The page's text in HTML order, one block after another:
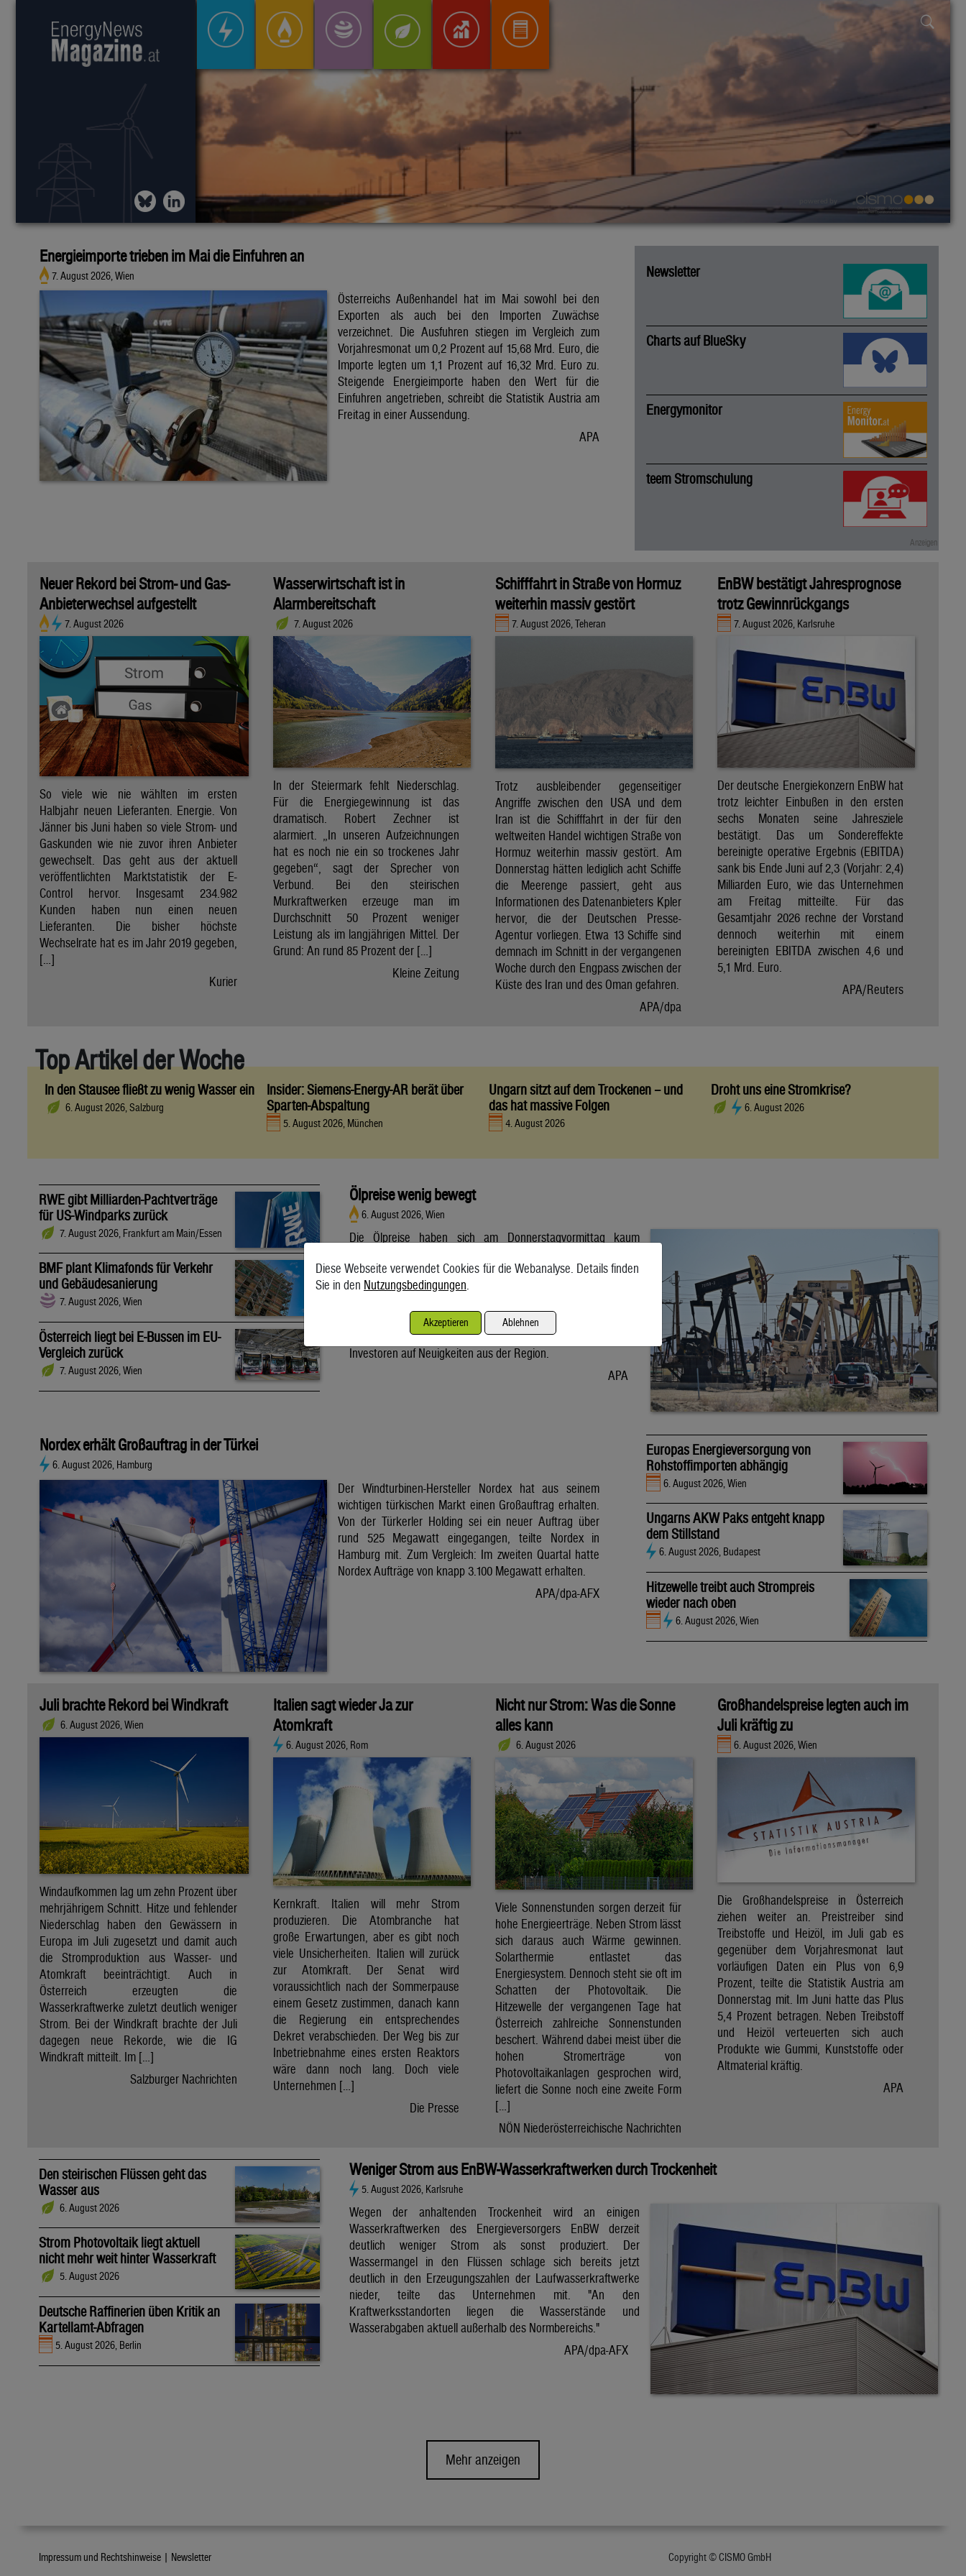
Energieimporte trieben im Mai die Einfuhren an
7. August 2026, Wien
Österreichs Außenhandel hat im Mai sowohl bei den
Exporten als auch bei den Importen Zuwächse
verzeichnet. Die Ausfuhren stiegen im Vergleich zum
Vorjahresmonat um 0,2 Prozent auf 15,68 Mrd. Euro, die
Importe legten um 1,1 Prozent auf 16,32 Mrd. Euro zu.
Steigende Energieimporte haben den Wert für die
Einfuhren angetrieben, schreibt die Statistik Austria am
Freitag in einer Aussendung.
APA
Newsletter
Charts auf BlueSky
Energymonitor
teem Stromschulung
Neuer Rekord bei Strom- und Gas-
Anbieterwechsel aufgestellt
7. August 2026
So viele wie nie wählten im ersten
Halbjahr neuen Lieferanten. Energie. Von
Jänner bis Juni haben so viele Strom- und
Gaskunden wie nie zuvor ihren Anbieter
gewechselt. Das geht aus der aktuell
veröffentlichten Marktstatistik der E-
Control hervor. Insgesamt 234.982
Kunden haben nun einen neuen
Lieferanten. Die bisher höchste
Wechselrate hat es im Jahr 2019 gegeben,
[…]
Kurier
Wasserwirtschaft ist in
Alarmbereitschaft
7. August 2026
In der Steiermark fehlt Niederschlag.
Für die Energiegewinnung ist das
dramatisch. Robert Zechner ist
alarmiert. „In unseren Aufzeichnungen
hat es noch nie ein so trockenes Jahr
gegeben“, sagt der Sprecher von
Verbund. Bei den steirischen
Murkraftwerken erzeuge man im
Durchschnitt 50 Prozent weniger
Leistung als im langjährigen Mittel. Der
Grund: An rund 85 Prozent der […]
Kleine Zeitung
Schifffahrt in Straße von Hormuz
weiterhin massiv gestört
7. August 2026, Teheran
Trotz ausbleibender gegenseitiger
Angriffe zwischen den USA und dem
Iran ist die Schifffahrt in der für den
weltweiten Handel wichtigen Straße von
Hormuz weiterhin massiv gestört. Am
Donnerstag hätten lediglich acht Schiffe
die Meerenge passiert, geht aus
Informationen des Datenanbieters Kpler
hervor, die der Deutschen Presse-
Agentur vorliegen. Etwa 13 Schiffe sind
demnach im Schnitt in der vergangenen
Woche durch den Engpass zwischen der
Küste des Iran und des Oman gefahren.
APA/dpa
EnBW bestätigt Jahresprognose
trotz Gewinnrückgangs
7. August 2026, Karlsruhe
Der deutsche Energiekonzern EnBW hat
trotz leichter Einbußen in den ersten
sechs Monaten seine Jahresziele
bestätigt. Das um Sondereffekte
bereinigte operative Ergebnis (EBITDA)
sank bis Ende Juni auf 2,3 (Vorjahr: 2,4)
Milliarden Euro, wie das Unternehmen
am Freitag mitteilte. Für das
Gesamtjahr 2026 rechne der Vorstand
dennoch weiterhin mit einem
bereinigten EBITDA zwischen 4,6 und
5,1 Mrd. Euro.
APA/Reuters
Top Artikel der Woche
In den Stausee fließt zu wenig Wasser ein
6. August 2026, Salzburg
Insider: Siemens-Energy-AR berät über
Sparten-Abspaltung
5. August 2026, München
Ungarn sitzt auf dem Trockenen – und
das hat massive Folgen
4. August 2026
Droht uns eine Stromkrise?
6. August 2026
RWE gibt Milliarden-Pachtverträge
für US-Windparks zurück
7. August 2026, Frankfurt am Main/Essen
BMF plant Klimafonds für Verkehr
und Gebäudesanierung
7. August 2026, Wien
Österreich liegt bei E-Bussen im EU-
Vergleich zurück
7. August 2026, Wien
Ölpreise wenig bewegt
6. August 2026, Wien
Die Ölpreise haben sich am Donnerstagvormittag kaum
Brent aus der Nordsee mit Lieferung Oktober kostete am
Vormittag 79,75 US-Dollar und damit 0,4 Prozent mehr als am
80 Dollar. Unter diese ist er am Dienstag wegen der Hoffnung
auf eine Lösung im Iran-Krieg gesunken. Seitdem warten
Investoren auf Neuigkeiten aus der Region.
APA
Nordex erhält Großauftrag in der Türkei
6. August 2026, Hamburg
Der Windturbinen-Hersteller Nordex hat aus seinem
wichtigen türkischen Markt einen Großauftrag erhalten.
Von der Türkerler Holding sei ein neuer Auftrag über
rund 525 Megawatt eingegangen, teilte Nordex in
Hamburg mit. Zum Vergleich: Im zweiten Quartal hatte
Nordex Aufträge von knapp 3.100 Megawatt erhalten.
APA/dpa-AFX
Europas Energieversorgung von
Rohstoffimporten abhängig
6. August 2026, Wien
Ungarns AKW Paks entgeht knapp
dem Stillstand
6. August 2026, Budapest
Hitzewelle treibt auch Strompreis
wieder nach oben
6. August 2026, Wien
Juli brachte Rekord bei Windkraft
6. August 2026, Wien
Windaufkommen lag um zehn Prozent über
mehrjährigem Schnitt. Hitze und fehlender
Niederschlag haben den Gewässern in
Europa im Juli zugesetzt und damit auch
die Stromproduktion aus Wasser- und
Atomkraft beeinträchtigt. Auch in
Österreich erzeugten die
Wasserkraftwerke zuletzt deutlich weniger
Strom. Bei der Windkraft brachte der Juli
dagegen neue Rekorde, wie die IG
Windkraft mitteilt. Im […]
Salzburger Nachrichten
Italien sagt wieder Ja zur
Atomkraft
6. August 2026, Rom
Kernkraft. Italien will mehr Strom
produzieren. Die Atombranche hat
große Erwartungen, aber es gibt noch
viele Unsicherheiten. Italien will zurück
zur Atomkraft. Der Senat wird
voraussichtlich nach der Sommerpause
einem Gesetz zustimmen, danach kann
die Regierung ein entsprechendes
Dekret verabschieden. Der Weg bis zur
Inbetriebnahme eines ersten Reaktors
wäre dann noch lang. Doch viele
Unternehmen […]
Die Presse
Nicht nur Strom: Was die Sonne
alles kann
6. August 2026
Viele Sonnenstunden sorgen derzeit für
hohe Energieerträge. Neben Strom lässt
sich daraus auch Wärme gewinnen.
Solarthermie entlastet das
Energiesystem. Dennoch steht sie oft im
Schatten der Photovoltaik. Die
Hitzewelle der vergangenen Tage hat
Österreich zahlreiche Sonnenstunden
beschert. Während dabei meist über die
hohen Stromerträge von
Photovoltaikanlagen gesprochen wird,
liefert die Sonne noch eine zweite Form
[…]
NÖN Niederösterreichische Nachrichten
Großhandelspreise legten auch im
Juli kräftig zu
6. August 2026, Wien
Die Großhandelspreise in Österreich
ziehen weiter an. Preistreiber sind
Treibstoffe und Heizöl, im Juli gab es
gegenüber dem Vorjahresmonat laut
vorläufigen Daten ein Plus von 6,9
Prozent, teilte die Statistik Austria am
Donnerstag mit. Im Juni hatte das Plus
5,4 Prozent betragen. Neben Treibstoff
und Heizöl verteuerten sich auch
Produkte wie Gummi, Kunststoffe oder
Altmaterial kräftig.
APA
Den steirischen Flüssen geht das
Wasser aus
6. August 2026
Strom Photovoltaik liegt aktuell
nicht mehr weit hinter Wasserkraft
5. August 2026
Deutsche Raffinerien üben Kritik an
Kartellamt-Abfragen
5. August 2026, Berlin
Weniger Strom aus EnBW-Wasserkraftwerken durch Trockenheit
5. August 2026, Karlsruhe
Wegen der anhaltenden Trockenheit wird an einigen
Wasserkraftwerken des Energieversorgers EnBW derzeit
deutlich weniger Strom als sonst produziert. Der
Wassermangel in den Flüssen schlage sich bereits jetzt
deutlich in den Erzeugungszahlen der Laufwasserkraftwerke
nieder, teilte das Unternehmen mit. "An den
Kraftwerksstandorten liegen die Wasserstände und
Wasserabgaben aktuell außerhalb des Normbereichs."
APA/dpa-AFX
Mehr anzeigen
Impressum und Rechtshinweise | Newsletter Copyright © CISMO GmbH
Diese Webseite verwendet Cookies für die Webanalyse. Details finden
Sie in den Nutzungsbedingungen.
Akzeptieren Ablehnen